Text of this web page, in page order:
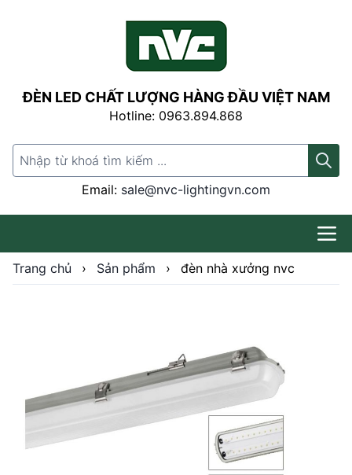
ĐÈN LED CHẤT LƯỢNG HÀNG ĐẦU VIỆT NAM
Hotline: 0963.894.868
Search for:
Email: sale@nvc-lightingvn.com
Trang chủ › Sản phẩm › đèn nhà xưởng nvc